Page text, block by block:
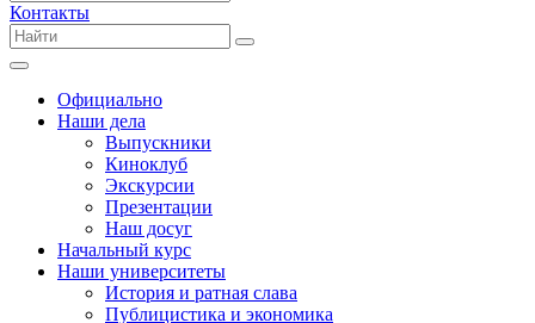
Контакты
Официально
Наши дела
Выпускники
Киноклуб
Экскурсии
Презентации
Наш досуг
Начальный курс
Наши университеты
История и ратная слава
Публицистика и экономика